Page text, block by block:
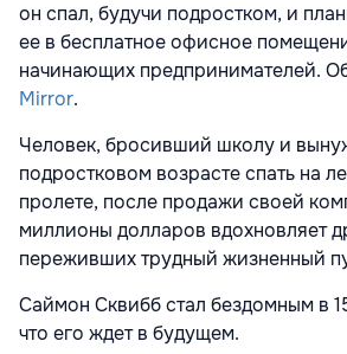
он спал, будучи подростком, и
ее в бесплатное офисное
начинающих предпринимателей.
Mirror.
Человек, бросивший школу и
подростковом возрасте спать на
пролете, после продажи своей
миллионы долларов вдохновляет
переживших трудный жизненный
Саймон Сквибб стал бездомным в
что его ждет в будущем.